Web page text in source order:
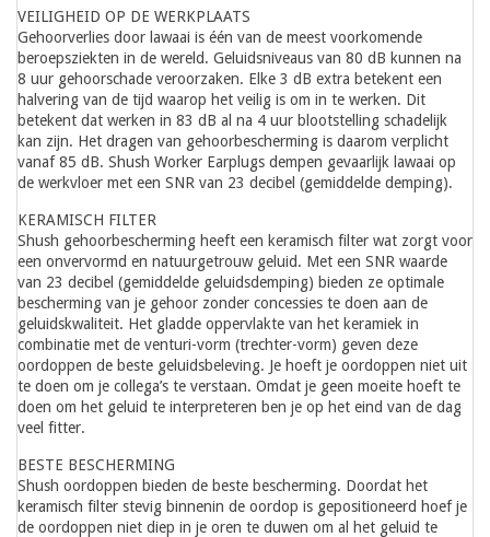
VEILIGHEID OP DE WERKPLAATS
Gehoorverlies door lawaai is één van de meest voorkomende
beroepsziekten in de wereld. Geluidsniveaus van 80 dB kunnen na
8 uur gehoorschade veroorzaken. Elke 3 dB extra betekent een
halvering van de tijd waarop het veilig is om in te werken. Dit
betekent dat werken in 83 dB al na 4 uur blootstelling schadelijk
kan zijn. Het dragen van gehoorbescherming is daarom verplicht
vanaf 85 dB. Shush Worker Earplugs dempen gevaarlijk lawaai op
de werkvloer met een SNR van 23 decibel (gemiddelde demping).
KERAMISCH FILTER
Shush gehoorbescherming heeft een keramisch filter wat zorgt voor
een onvervormd en natuurgetrouw geluid. Met een SNR waarde
van 23 decibel (gemiddelde geluidsdemping) bieden ze optimale
bescherming van je gehoor zonder concessies te doen aan de
geluidskwaliteit. Het gladde oppervlakte van het keramiek in
combinatie met de venturi-vorm (trechter-vorm) geven deze
oordoppen de beste geluidsbeleving. Je hoeft je oordoppen niet uit
te doen om je collega’s te verstaan. Omdat je geen moeite hoeft te
doen om het geluid te interpreteren ben je op het eind van de dag
veel fitter.
BESTE BESCHERMING
Shush oordoppen bieden de beste bescherming. Doordat het
keramisch filter stevig binnenin de oordop is gepositioneerd hoef je
de oordoppen niet diep in je oren te duwen om al het geluid te